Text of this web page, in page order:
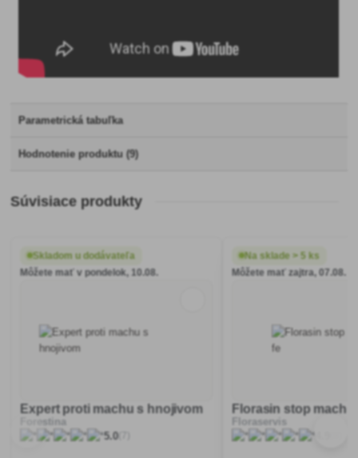
Parametrická tabuľka
Hodnotenie produktu (9)
Súvisiace produkty
Skladom u dodávateľa
Môžete mať v pondelok, 10.08.
Expert proti machu s hnojivom
Forestina
5.0(7)
Na sklade > 5 ks
Môžete mať zajtra, 07.08.
Florasin stop mach
Floraservis